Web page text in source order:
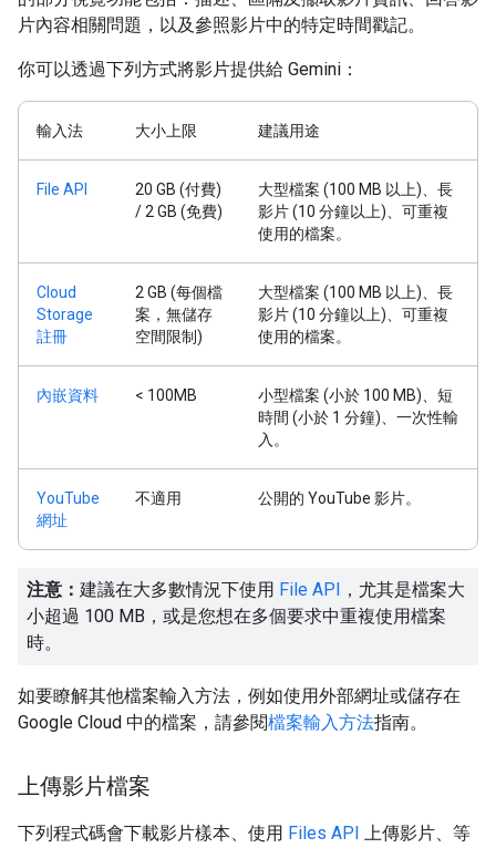
片內容相關問題，以及參照影片中的特定時間戳記。
你可以透過下列方式將影片提供給 Gemini：
輸入法 大小上限 建議用途
File API
20 GB (付費)
/ 2 GB (免費)
大型檔案 (100 MB 以上)、長
影片 (10 分鐘以上)、可重複
使用的檔案。
Cloud
Storage
註冊
2 GB (每個檔
案，無儲存
空間限制)
大型檔案 (100 MB 以上)、長
影片 (10 分鐘以上)、可重複
使用的檔案。
內嵌資料 < 100MB
小型檔案 (小於 100 MB)、短
時間 (小於 1 分鐘)、一次性輸
入。
YouTube
網址
不適用 公開的 YouTube 影片。
注意： 建議在大多數情況下使用 File API ，尤其是檔案大
小超過 100 MB，或是您想在多個要求中重複使用檔案
時。
如要瞭解其他檔案輸入方法，例如使用外部網址或儲存在
Google Cloud 中的檔案，請參閱檔案輸入方法指南。
上傳影片檔案
下列程式碼會下載影片樣本、使用 Files API 上傳影片、等